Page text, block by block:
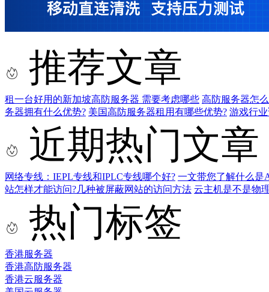
推荐文章
租一台好用的新加坡高防服务器 需要考虑哪些 高防服务器怎
务器拥有什么优势? 美国高防服务器租用有哪些优势? 游戏行
近期热门文章
网络专线：IEPL专线和IPLC专线哪个好? 一文带您了解什么是
站怎样才能访问?几种被屏蔽网站的访问方法 云主机是不是物
热门标签
香港服务器
香港高防服务器
香港云服务器